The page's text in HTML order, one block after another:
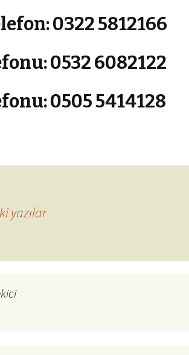
0322 5812166
0532 6082122
0505 5414128
yazılar